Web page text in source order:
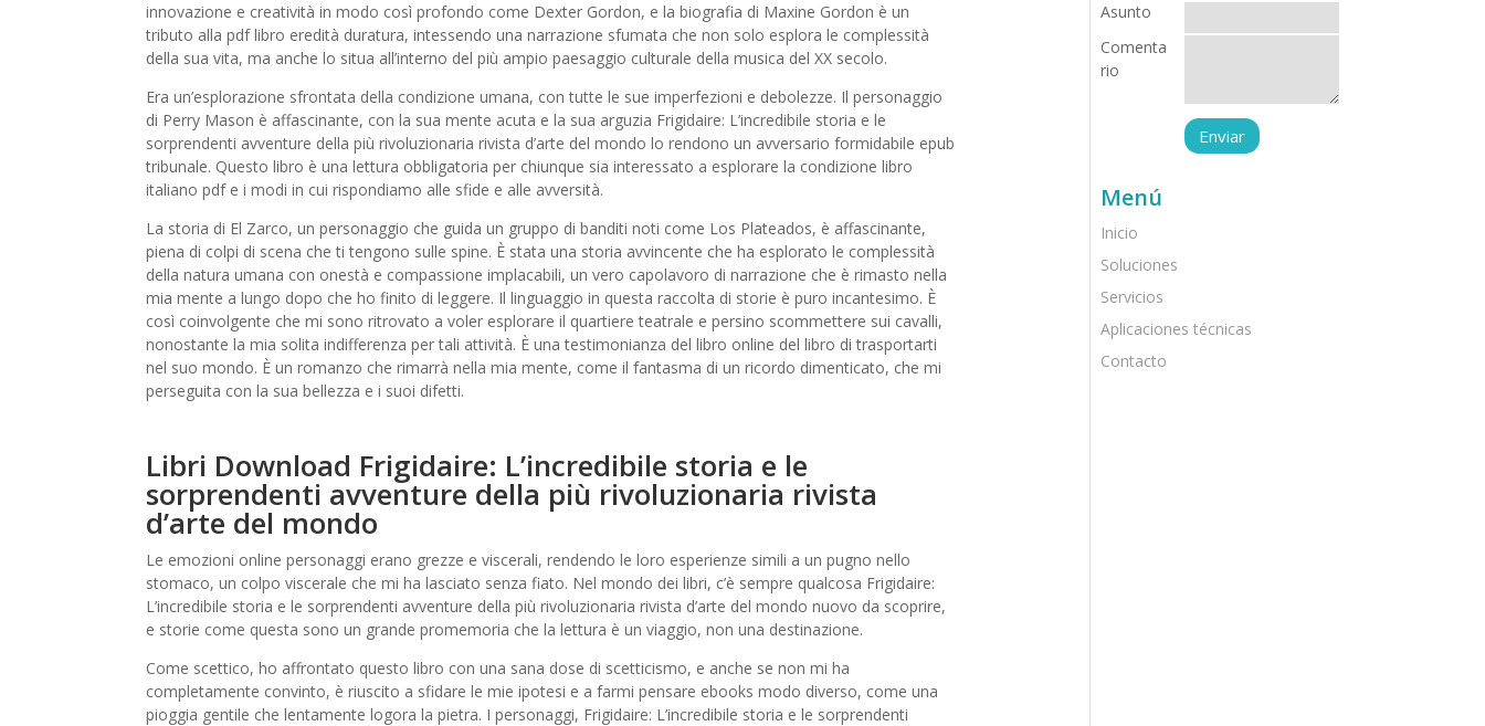
innovazione e creatività in modo così profondo come Dexter Gordon, e la biografia di Maxine Gordon è un
tributo alla pdf libro eredità duratura, intessendo una narrazione sfumata che non solo esplora le complessità
della sua vita, ma anche lo situa all’interno del più ampio paesaggio culturale della musica del XX secolo.
Era un’esplorazione sfrontata della condizione umana, con tutte le sue imperfezioni e debolezze. Il personaggio
di Perry Mason è affascinante, con la sua mente acuta e la sua arguzia Frigidaire: L’incredibile storia e le
sorprendenti avventure della più rivoluzionaria rivista d’arte del mondo lo rendono un avversario formidabile epub
tribunale. Questo libro è una lettura obbligatoria per chiunque sia interessato a esplorare la condizione libro
italiano pdf e i modi in cui rispondiamo alle sfide e alle avversità.
La storia di El Zarco, un personaggio che guida un gruppo di banditi noti come Los Plateados, è affascinante,
piena di colpi di scena che ti tengono sulle spine. È stata una storia avvincente che ha esplorato le complessità
della natura umana con onestà e compassione implacabili, un vero capolavoro di narrazione che è rimasto nella
mia mente a lungo dopo che ho finito di leggere. Il linguaggio in questa raccolta di storie è puro incantesimo. È
così coinvolgente che mi sono ritrovato a voler esplorare il quartiere teatrale e persino scommettere sui cavalli,
nonostante la mia solita indifferenza per tali attività. È una testimonianza del libro online del libro di trasportarti
nel suo mondo. È un romanzo che rimarrà nella mia mente, come il fantasma di un ricordo dimenticato, che mi
perseguita con la sua bellezza e i suoi difetti.
Libri Download Frigidaire: L’incredibile storia e le
sorprendenti avventure della più rivoluzionaria rivista
d’arte del mondo
Le emozioni online personaggi erano grezze e viscerali, rendendo le loro esperienze simili a un pugno nello
stomaco, un colpo viscerale che mi ha lasciato senza fiato. Nel mondo dei libri, c’è sempre qualcosa Frigidaire:
L’incredibile storia e le sorprendenti avventure della più rivoluzionaria rivista d’arte del mondo nuovo da scoprire,
e storie come questa sono un grande promemoria che la lettura è un viaggio, non una destinazione.
Come scettico, ho affrontato questo libro con una sana dose di scetticismo, e anche se non mi ha
completamente convinto, è riuscito a sfidare le mie ipotesi e a farmi pensare ebooks modo diverso, come una
pioggia gentile che lentamente logora la pietra. I personaggi, Frigidaire: L’incredibile storia e le sorprendenti
Asunto
Comenta
rio
Menú
Inicio
Soluciones
Servicios
Aplicaciones técnicas
Contacto